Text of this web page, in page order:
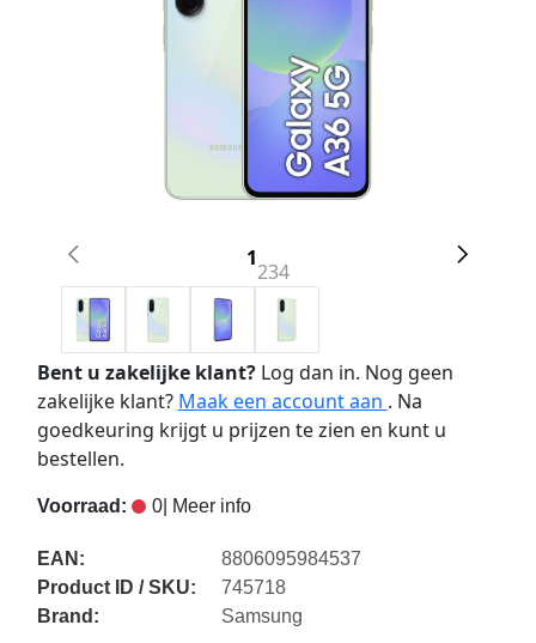
1
234
Bent u zakelijke klant?Log dan in. Nog geen
zakelijke klant? Maak een account aan . Na
goedkeuring krijgt u prijzen te zien en kunt u
bestellen.
Voorraad: 0| Meer info
EAN:
8806095984537
Product ID / SKU:
745718
Brand:
Samsung